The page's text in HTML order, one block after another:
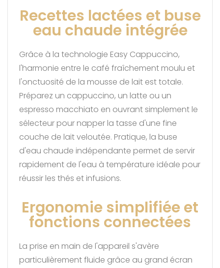
Recettes lactées et buse
eau chaude intégrée
Grâce à la technologie Easy Cappuccino,
l'harmonie entre le café fraîchement moulu et
l'onctuosité de la mousse de lait est totale.
Préparez un cappuccino, un latte ou un
espresso macchiato en ouvrant simplement le
sélecteur pour napper la tasse d'une fine
couche de lait veloutée. Pratique, la buse
d'eau chaude indépendante permet de servir
rapidement de l'eau à température idéale pour
réussir les thés et infusions.
Ergonomie simplifiée et
fonctions connectées
La prise en main de l'appareil s'avère
particulièrement fluide grâce au grand écran